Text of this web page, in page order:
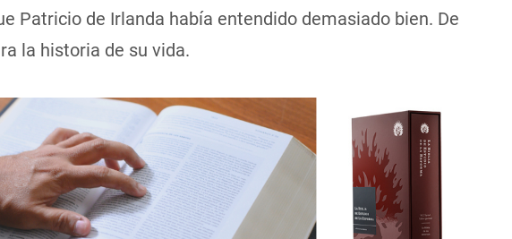
Patricio de Irlanda había entendido demasiado bien. De
la historia de su vida.